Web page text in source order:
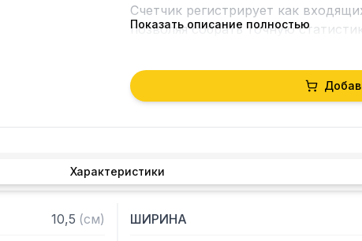
Счетчик регистрирует как
позволяя собрать точную
шириной до 5 метров, и оно
алкалиновым батареям ААА. В
блок передатчика и монтажные
Показать описание полностью
Характеристики
10,5 (см) ШИРИНА